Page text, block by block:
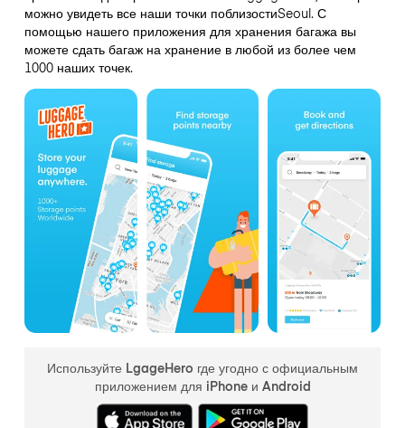
можно увидеть все наши точки поблизостиSeoul. С
помощью нашего приложения для хранения багажа вы
можете сдать багаж на хранение в любой из более чем
1000 наших точек.
Используйте LgageHero где угодно с официальным
приложением для iPhone и Android